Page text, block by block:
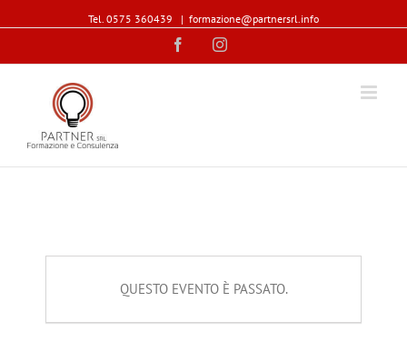
Tel. 0575 360439 | formazione@partnersrl.info
FacebookInstagram
QUESTO EVENTO È PASSATO.